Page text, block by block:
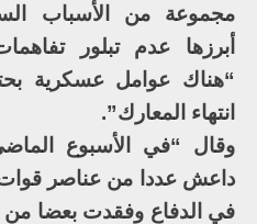
مجموعة من الأسباب
أبرزها عدم تبلور
“هناك عوامل عسكرية
انتهاء المعارك”.
وقال “في الأسبوع
داعش عددا من عناصر قوات
في الدفاع وفقدت بعضا من